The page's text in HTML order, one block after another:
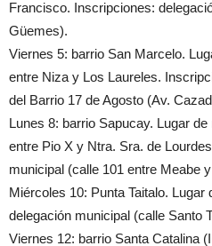
Francisco. Inscripciones:
Güemes).
Viernes 5: barrio San Marcelo.
entre Niza y Los Laureles.
del Barrio 17 de Agosto (Av.
Lunes 8: barrio Sapucay. Lugar
entre Pio X y Ntra. Sra. de
municipal (calle 101 entre Meabe
Miércoles 10: Punta Taitalo.
delegación municipal (calle Santo
Viernes 12: barrio Santa Catalina